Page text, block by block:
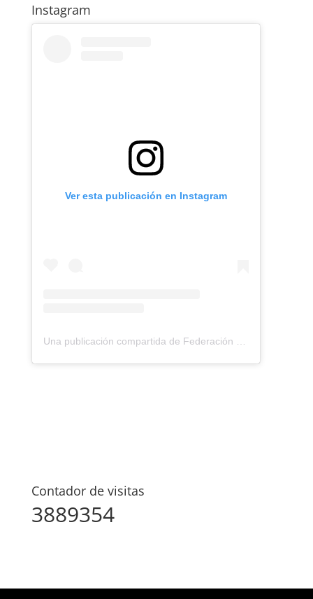
Instagram
Ver esta publicación en Instagram
Una publicación compartida de Federación Montañismo Tenerife (@federacion_montanismo_tenerife)
Contador de visitas
3889354